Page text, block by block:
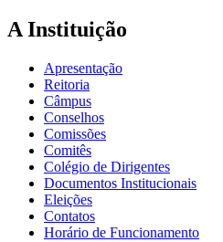
A Instituição
Apresentação
Reitoria
Câmpus
Conselhos
Comissões
Comitês
Colégio de Dirigentes
Documentos Institucionais
Eleições
Contatos
Horário de Funcionamento